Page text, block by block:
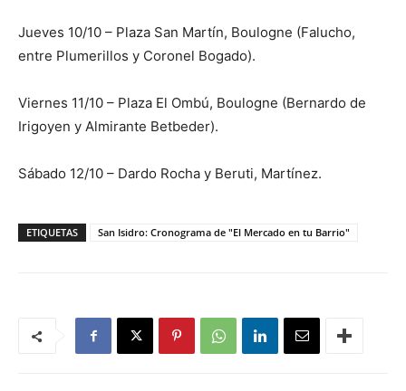
Jueves 10/10 – Plaza San Martín, Boulogne (Falucho,
entre Plumerillos y Coronel Bogado).
Viernes 11/10 – Plaza El Ombú, Boulogne (Bernardo de
Irigoyen y Almirante Betbeder).
Sábado 12/10 – Dardo Rocha y Beruti, Martínez.
ETIQUETAS San Isidro: Cronograma de "El Mercado en tu Barrio"